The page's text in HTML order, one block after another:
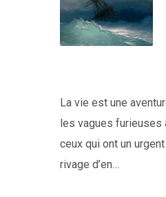
La vie est une
les vagues furieuses
ceux qui ont un
rivage d’en…